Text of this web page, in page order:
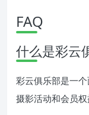
FAQ
什么是彩云
彩云俱乐部是一
摄影活动和会员权